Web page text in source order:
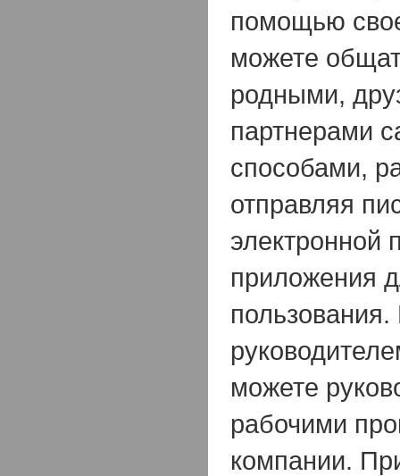
помощью
можете
родными,
партнерами
способами,
отправляя
электронной
приложения
можете
рабочими
компании.